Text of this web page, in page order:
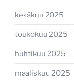
kesäkuu 2025
toukokuu 2025
huhtikuu 2025
maaliskuu 2025